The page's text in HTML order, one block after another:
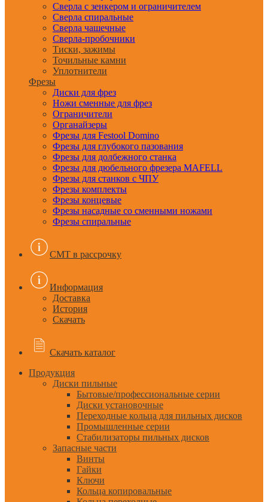
Сверла с зенкером и ограничителем
Сверла спиральные
Сверла чашечные
Сверла-пробочники
Тиски, зажимы
Точильные камни
Уплотнители
Фрезы
Диски для фрез
Ножи сменные для фрез
Ограничители
Органайзеры
Фрезы для Festool Domino
Фрезы для глубокого пазования
Фрезы для долбежного станка
Фрезы для дюбельного фрезера MAFELL
Фрезы для станков с ЧПУ
Фрезы комплекты
Фрезы концевые
Фрезы насадные со сменными ножами
Фрезы спиральные
CMT в рассрочку
Информация
Доставка
История
Скачать
Скачать каталог
Продукция
Диски пильные
Бытовые/профессиональные серии
Диски установочные
Переходные кольца для пильных дисков
Промышленные серии
Стабилизаторы пильных дисков
Запасные части
Винты
Гайки
Ключи
Кольца копировальные